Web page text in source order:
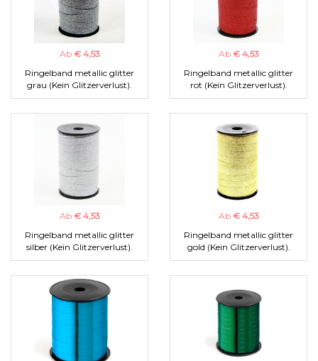
Ab € 4,53
Ringelband metallic glitter
grau (Kein Glitzerverlust).
Ab € 4,53
Ringelband metallic glitter
rot (Kein Glitzerverlust).
Ab € 4,53
Ringelband metallic glitter
silber (Kein Glitzerverlust).
Ab € 4,53
Ringelband metallic glitter
gold (Kein Glitzerverlust).